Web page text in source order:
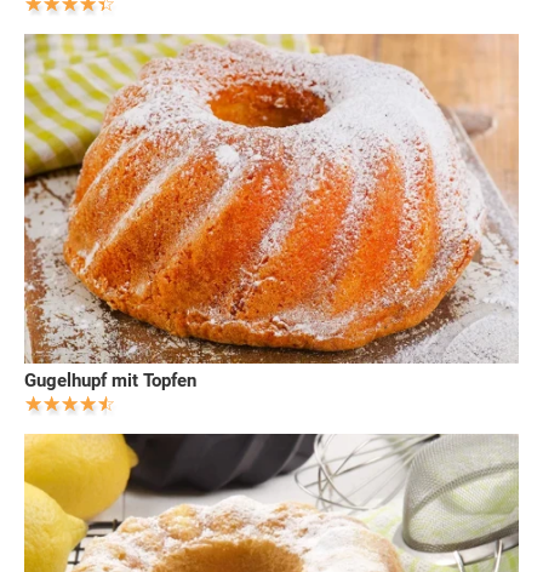
Gugelhupf mit Topfen